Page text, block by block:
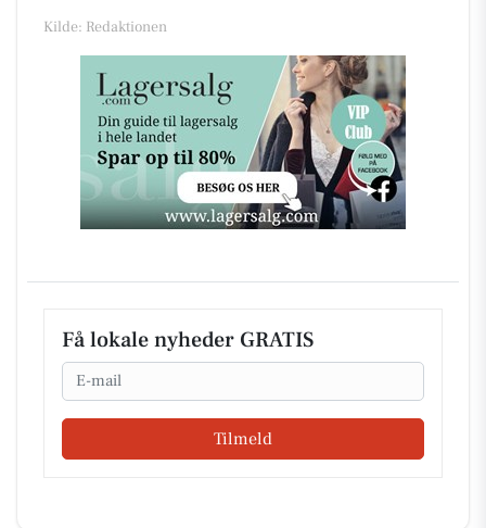
Kilde: Redaktionen
Få lokale nyheder GRATIS
Email
Tilmeld